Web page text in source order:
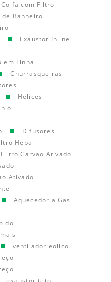
Coifa com Filtro
de Banheiro
Exaustor Inline
em Linha
Churrasqueiras
Helices
Difusores
Hepa
Filtro Carvao Ativado
Ativado
Aquecedor a Gas
ventilador eolico